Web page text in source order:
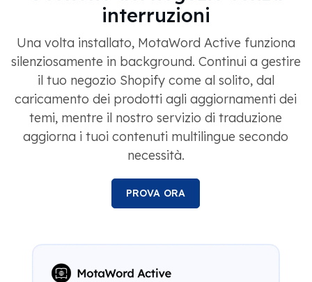
interruzioni
Una volta installato, MotaWord Active funziona
silenziosamente in background. Continui a gestire
il tuo negozio Shopify come al solito, dal
caricamento dei prodotti agli aggiornamenti dei
temi, mentre il nostro servizio di traduzione
aggiorna i tuoi contenuti multilingue secondo
necessità.
PROVA ORA